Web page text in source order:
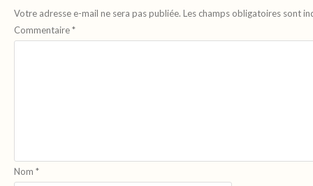
Votre adresse e-mail ne sera pas publiée. Les champs obligatoires sont
Commentaire*
Nom *